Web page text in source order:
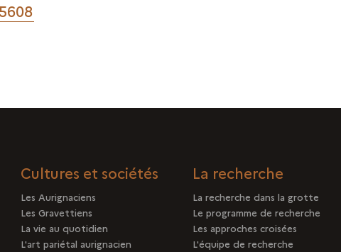
Cultures et sociétés
Les Aurignaciens
Les Gravettiens
La vie au quotidien
L'art pariétal aurignacien
La recherche
La recherche dans la grotte
Le programme de recherche
Les approches croisées
L'équipe de recherche